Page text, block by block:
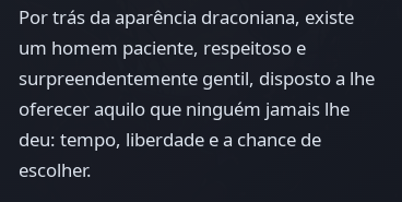
Por trás da aparência draconiana, existe
um homem paciente, respeitoso e
surpreendentemente gentil, disposto a lhe
oferecer aquilo que ninguém jamais lhe
deu: tempo, liberdade e a chance de
escolher.